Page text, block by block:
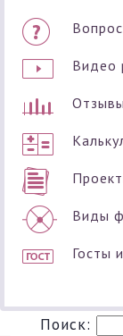
Видео
Виды
Госты
Поиск: